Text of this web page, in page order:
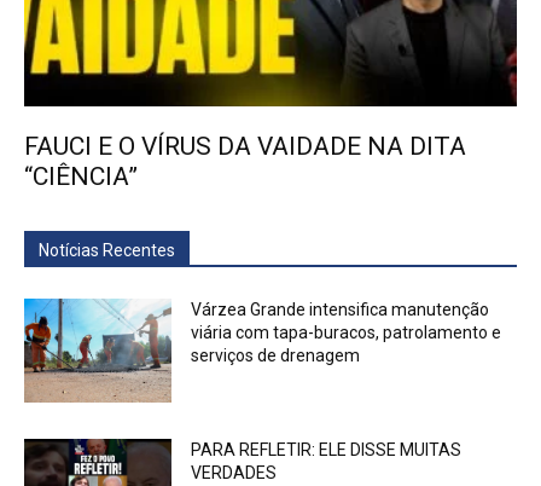
FAUCI E O VÍRUS DA VAIDADE NA DITA
“CIÊNCIA”
Notícias Recentes
Várzea Grande intensifica manutenção
viária com tapa-buracos, patrolamento e
serviços de drenagem
PARA REFLETIR: ELE DISSE MUITAS
VERDADES